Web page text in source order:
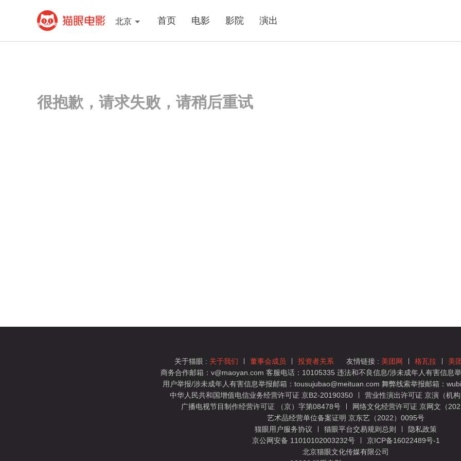
北京 首页 电影 影院 演出
很抱歉，请求失败，请稍后重试
关于猫眼 : 关于我们 董事会成员 投资者关系 友情链接 : 美团网 格瓦拉 美
商务合作邮箱：v@maoyan.com 客服电话：10105335 违法和不良信息/涉未成年人有害信息
用户举报/涉未成年人有害信息举报邮箱：tousujubao@meituan.com 舞弊线索举报邮箱：
中华人民共和国增值电信业务经营许可证 京B2-20190350
营业性演出许可证 京演（机
广播电视节目制作经营许可证 （京）字第08478号
网络文化经营许可证 京网文（
艺术品经营单位备案证明 京东艺（2022）0095号
猫眼用户服务协议
猫眼平台交易规则总则
隐私政策
京公网安备 11010102003232号
京ICP备16022489号-1
北京猫眼文化传媒有限公司